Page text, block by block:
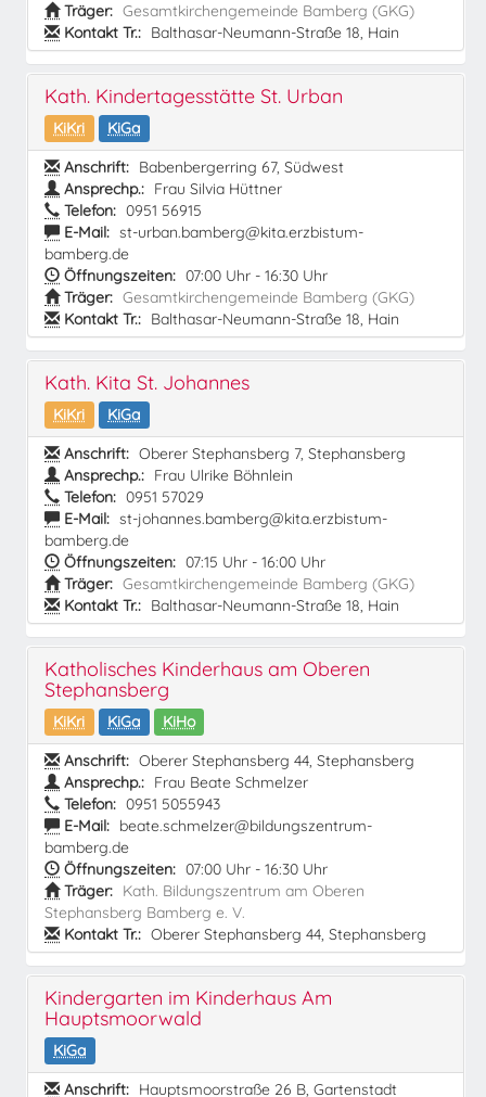
Träger: Gesamtkirchengemeinde Bamberg (GKG)
Kontakt Tr.: Balthasar-Neumann-Straße 18, Hain
Kath. Kindertagesstätte St. Urban
KiKri
KiGa
Anschrift: Babenbergerring 67, Südwest
Ansprechp.: Frau Silvia Hüttner
Telefon: 0951 56915
E-Mail: st-urban.bamberg@kita.erzbistum-
bamberg.de
Öffnungszeiten: 07:00 Uhr - 16:30 Uhr
Träger: Gesamtkirchengemeinde Bamberg (GKG)
Kontakt Tr.: Balthasar-Neumann-Straße 18, Hain
Kath. Kita St. Johannes
KiKri
KiGa
Anschrift: Oberer Stephansberg 7, Stephansberg
Ansprechp.: Frau Ulrike Böhnlein
Telefon: 0951 57029
E-Mail: st-johannes.bamberg@kita.erzbistum-
bamberg.de
Öffnungszeiten: 07:15 Uhr - 16:00 Uhr
Träger: Gesamtkirchengemeinde Bamberg (GKG)
Kontakt Tr.: Balthasar-Neumann-Straße 18, Hain
Katholisches Kinderhaus am Oberen
Stephansberg
KiKri KiGa
KiHo
Anschrift: Oberer Stephansberg 44, Stephansberg
Ansprechp.: Frau Beate Schmelzer
Telefon: 0951 5055943
E-Mail: beate.schmelzer@bildungszentrum-
bamberg.de
Öffnungszeiten: 07:00 Uhr - 16:30 Uhr
Träger: Kath. Bildungszentrum am Oberen
Stephansberg Bamberg e. V.
Kontakt Tr.: Oberer Stephansberg 44, Stephansberg
Kindergarten im Kinderhaus Am
Hauptsmoorwald
KiGa
Anschrift: Hauptsmoorstraße 26 B, Gartenstadt